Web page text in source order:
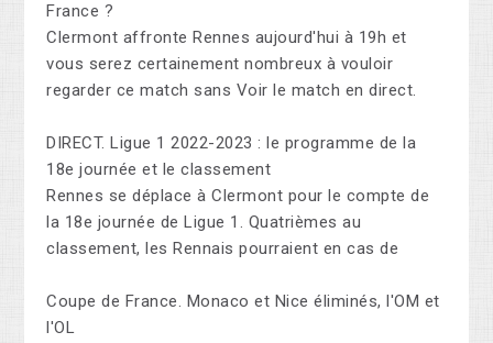
France ?
Clermont affronte Rennes aujourd'hui à 19h et
vous serez certainement nombreux à vouloir
regarder ce match sans Voir le match en direct.
DIRECT. Ligue 1 2022-2023 : le programme de la
18e journée et le classement
Rennes se déplace à Clermont pour le compte de
la 18e journée de Ligue 1. Quatrièmes au
classement, les Rennais pourraient en cas de
Coupe de France. Monaco et Nice éliminés, l'OM et
l'OL